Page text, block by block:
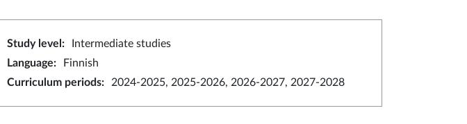
Study level :
Intermediate studies
Language:
Finnish
Curriculum periods: 2024-2025, 2025-2026, 2026-2027, 2027-2028